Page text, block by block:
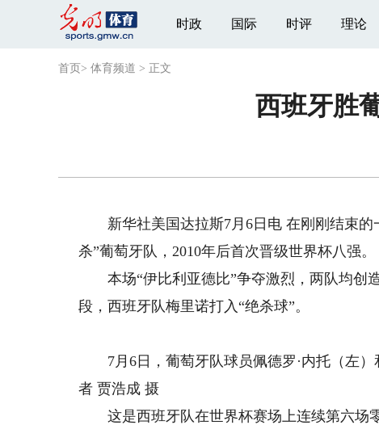
时政 国际 时评 理论
首页 > 体育频道 > 正文
西班牙胜
新华社美国达拉斯7月6日电 在刚刚结束的
杀”葡萄牙队，2010年后首次晋级世界杯八强。
本场“伊比利亚德比”争夺激烈，两队均创
段，西班牙队梅里诺打入“绝杀球”。
7月6日，葡萄牙队球员佩德罗·内托（左）
者 贾浩成 摄
这是西班牙队在世界杯赛场上连续第六场零